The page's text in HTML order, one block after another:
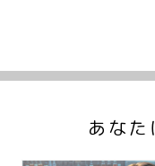
あな